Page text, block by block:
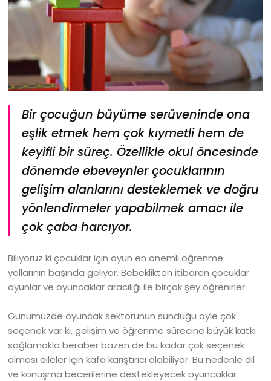
Bir çocuğun büyüme serüveninde ona
eşlik etmek hem çok kıymetli hem de
keyifli bir süreç. Özellikle okul öncesinde
dönemde ebeveynler çocuklarının
gelişim alanlarını desteklemek ve doğru
yönlendirmeler yapabilmek amacı ile
çok çaba harcıyor.
Biliyoruz ki çocuklar için oyun en önemli öğrenme
yollarının başında geliyor. Bebeklikten itibaren çocuklar
oyunlar ve oyuncaklar aracılığı ile birçok şey öğrenirler.
Günümüzde oyuncak sektörünün sunduğu öyle çok
seçenek var ki, gelişim ve öğrenme sürecine büyük katkı
sağlamakla beraber bazen de bu kadar çok seçenek
olması aileler için kafa karıştırıcı olabiliyor. Bu nedenle dil
ve konuşma becerilerine destekleyecek oyuncaklar